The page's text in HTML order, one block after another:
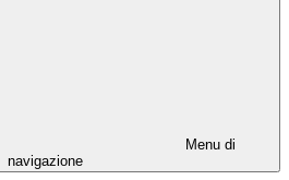
Menu di
navigazione